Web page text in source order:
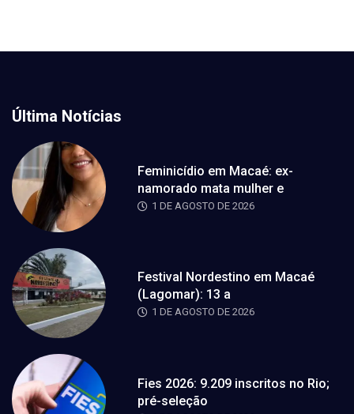
Última Notícias
Feminicídio em Macaé: ex-
namorado mata mulher e
1 DE AGOSTO DE 2026
Festival Nordestino em Macaé
(Lagomar): 13 a
1 DE AGOSTO DE 2026
Fies 2026: 9.209 inscritos no Rio;
pré-seleção